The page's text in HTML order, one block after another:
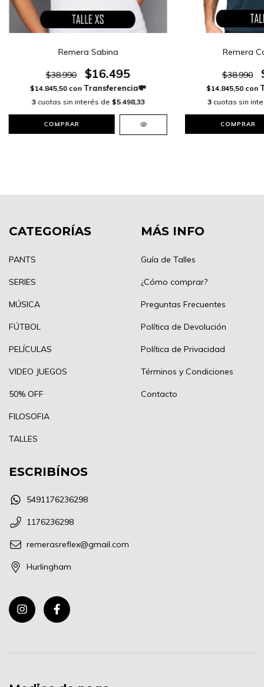
Remera Sabina
$38.990 $16.495
$14.845,50 con
3 cuotas sin interés de $5.498,33
COMPRAR
Remera
$38.990
$14.845,50 con
3 cuotas sin
COMPRAR
CATEGORÍAS
PANTS
SERIES
MÚSICA
FÚTBOL
PELÍCULAS
VIDEO JUEGOS
50% OFF
FILOSOFIA
TALLES
MÁS INFO
Guía de Talles
¿Cómo comprar?
Preguntas Frecuentes
Política de Devolución
Política de Privacidad
Términos y Condiciones
Contacto
ESCRIBÍNOS
5491176236298
1176236298
remerasreflex@gmail.com
Hurlingham